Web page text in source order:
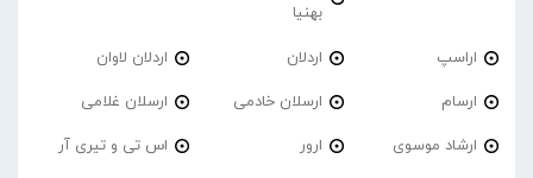
بهنیا
اراسپ اردلان اردلان لاوان
ارسام ارسلان خادمی ارسلان غلامی
ارشاد موسوی ارور اس تی و تیری آر